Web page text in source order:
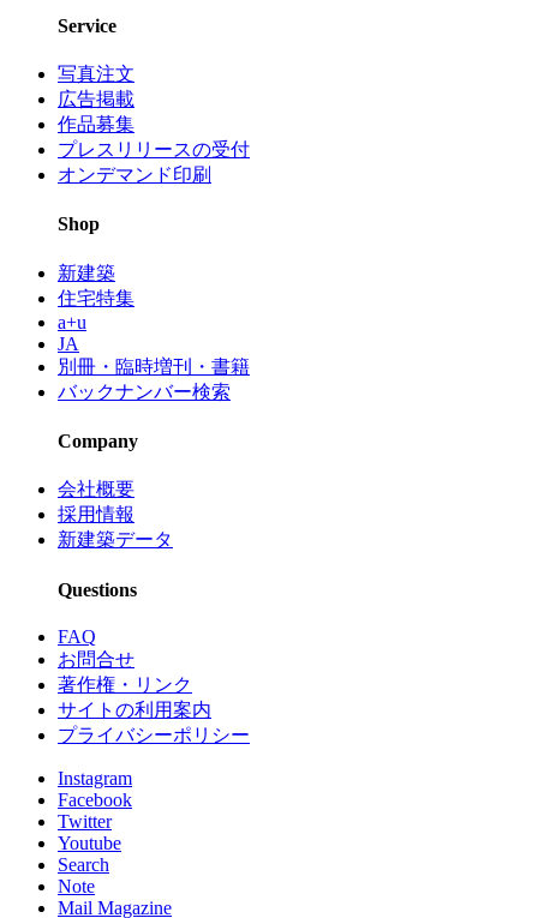
Service
写真注文
広告掲載
作品募集
プレスリリースの受付
オンデマンド印刷
Shop
新建築
住宅特集
a+u
JA
別冊・臨時増刊・書籍
バックナンバー検索
Company
会社概要
採用情報
新建築データ
Questions
FAQ
お問合せ
著作権・リンク
サイトの利用案内
プライバシーポリシー
Instagram
Facebook
Twitter
Youtube
Search
Note
Mail Magazine